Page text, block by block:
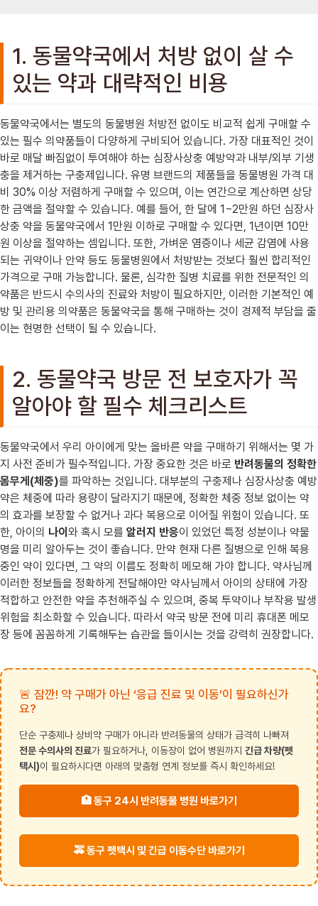
1. 동물약국에서 처방 없이 살 수
있는 약과 대략적인 비용
동물약국에서는 별도의 동물병원 처방전 없이도 비교적 쉽게 구매할 수
있는 필수 의약품들이 다양하게 구비되어 있습니다. 가장 대표적인 것이
바로 매달 빠짐없이 투여해야 하는 심장사상충 예방약과 내부/외부 기생
충을 제거하는 구충제입니다. 유명 브랜드의 제품들을 동물병원 가격 대
비 30% 이상 저렴하게 구매할 수 있으며, 이는 연간으로 계산하면 상당
한 금액을 절약할 수 있습니다. 예를 들어, 한 달에 1~2만원 하던 심장사
상충 약을 동물약국에서 1만원 이하로 구매할 수 있다면, 1년이면 10만
원 이상을 절약하는 셈입니다. 또한, 가벼운 염증이나 세균 감염에 사용
되는 귀약이나 안약 등도 동물병원에서 처방받는 것보다 훨씬 합리적인
가격으로 구매 가능합니다. 물론, 심각한 질병 치료를 위한 전문적인 의
약품은 반드시 수의사의 진료와 처방이 필요하지만, 이러한 기본적인 예
방 및 관리용 의약품은 동물약국을 통해 구매하는 것이 경제적 부담을 줄
이는 현명한 선택이 될 수 있습니다.
2. 동물약국 방문 전 보호자가 꼭
알아야 할 필수 체크리스트
동물약국에서 우리 아이에게 맞는 올바른 약을 구매하기 위해서는 몇 가
지 사전 준비가 필수적입니다. 가장 중요한 것은 바로 반려동물의 정확한
몸무게(체중)를 파악하는 것입니다. 대부분의 구충제나 심장사상충 예방
약은 체중에 따라 용량이 달라지기 때문에, 정확한 체중 정보 없이는 약
의 효과를 보장할 수 없거나 과다 복용으로 이어질 위험이 있습니다. 또
한, 아이의 나이 와 혹시 모를 알러지 반응이 있었던 특정 성분이나 약물
명을 미리 알아두는 것이 좋습니다. 만약 현재 다른 질병으로 인해 복용
중인 약이 있다면, 그 약의 이름도 정확히 메모해 가야 합니다. 약사님께
이러한 정보들을 정확하게 전달해야만 약사님께서 아이의 상태에 가장
적합하고 안전한 약을 추천해주실 수 있으며, 중복 투약이나 부작용 발생
위험을 최소화할 수 있습니다. 따라서 약국 방문 전에 미리 휴대폰 메모
장 등에 꼼꼼하게 기록해두는 습관을 들이시는 것을 강력히 권장합니다.
🚨 잠깐! 약 구매가 아닌 ‘응급 진료 및 이동’이 필요하신가
요?
단순 구충제나 상비약 구매가 아니라 반려동물의 상태가 급격히 나빠져
전문 수의사의 진료가 필요하거나, 이동장이 없어 병원까지 긴급 차량(펫
택시)이 필요하시다면 아래의 맞춤형 연계 정보를 즉시 확인하세요!
🏥 동구 24시 반려동물 병원 바로가기
🚕 동구 펫택시 및 긴급 이동수단 바로가기